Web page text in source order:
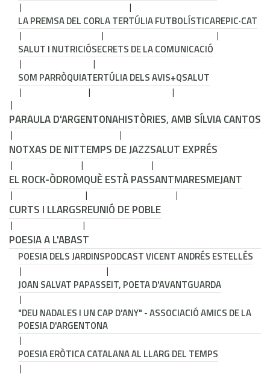
LA PREMSA DEL CORLA TERTÚLIA FUTBOLÍSTICAREPIC·CAT
SALUT I NUTRICIÓSECRETS DE LA COMUNICACIÓ
SOM PARRÒQUIATERTÚLIA DELS AVIS+QSALUT
PARAULA D'ARGENTONAHISTÒRIES, AMB SÍLVIA CANTOS
NOTXAS DE NITTEMPS DE JAZZSALUT EXPRÉS
EL ROCK-ÒDROMQUÈ ESTÀ PASSANTMARESMEJANT
CURTS I LLARGSREUNIÓ DE POBLE
POESIA A L'ABAST
POESIA DELS JARDINSPODCAST VICENT ANDRÉS ESTELLÉS
JOAN SALVAT PAPASSEIT, POETA D'AVANTGUARDA
"DEU NADALES I UN CAP D'ANY" - ASSOCIACIÓ AMICS DE LA
POESIA D'ARGENTONA
POESIA ERÒTICA CATALANA AL LLARG DEL TEMPS